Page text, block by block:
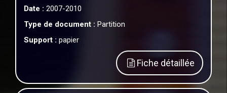
Date : 2007-2010
Type de document : Partition
Support : papier
Fiche détaillée